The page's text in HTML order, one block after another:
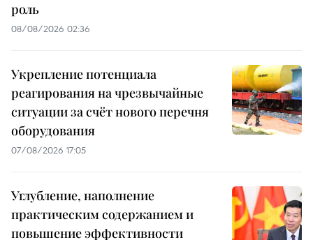
роль
08/08/2026 02:36
Укрепление потенциала
реагирования на чрезвычайные
ситуации за счёт нового перечня
оборудования
07/08/2026 17:05
Углубление, наполнение
практическим содержанием и
повышение эффективности